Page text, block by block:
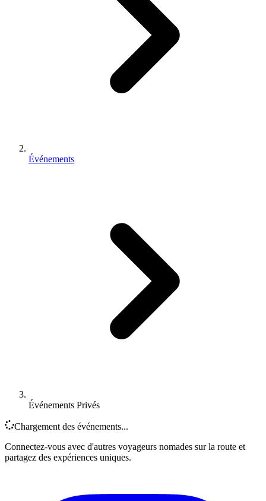
Événements
Événements Privés
Chargement des événements...
Connectez-vous avec d'autres voyageurs nomades sur la route et
partagez des expériences uniques.